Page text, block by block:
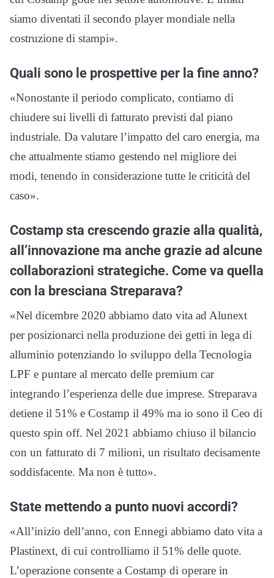
siamo diventati il secondo player mondiale nella
costruzione di stampi».
Quali sono le prospettive per la fine anno?
«Nonostante il periodo complicato, contiamo di
chiudere sui livelli di fatturato previsti dal piano
industriale. Da valutare l’impatto del caro energia, ma
che attualmente stiamo gestendo nel migliore dei
modi, tenendo in considerazione tutte le criticità del
caso».
Costamp sta crescendo grazie alla qualità,
all’innovazione ma anche grazie ad alcune
collaborazioni strategiche. Come va quella
con la bresciana Streparava?
«Nel dicembre 2020 abbiamo dato vita ad Alunext
per posizionarci nella produzione dei getti in lega di
alluminio potenziando lo sviluppo della Tecnologia
LPF e puntare al mercato delle premium car
integrando l’esperienza delle due imprese. Streparava
detiene il 51% e Costamp il 49% ma io sono il Ceo di
questo spin off. Nel 2021 abbiamo chiuso il bilancio
con un fatturato di 7 milioni, un risultato decisamente
soddisfacente. Ma non è tutto».
State mettendo a punto nuovi accordi?
«All’inizio dell’anno, con Ennegi abbiamo dato vita a
Plastinext, di cui controlliamo il 51% delle quote.
L’operazione consente a Costamp di operare in